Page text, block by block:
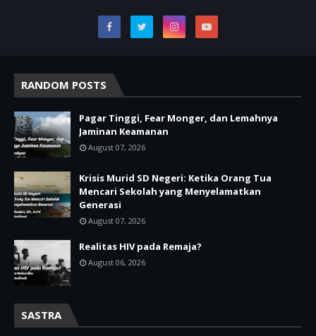
RANDOM POSTS
Pagar Tinggi, Fear Monger, dan Lemahnya
Jaminan Keamanan
August 07, 2026
Krisis Murid SD Negeri: Ketika Orang Tua
Mencari Sekolah yang Menyelamatkan
Generasi
August 07, 2026
Realitas HIV pada Remaja?
August 06, 2026
SASTRA